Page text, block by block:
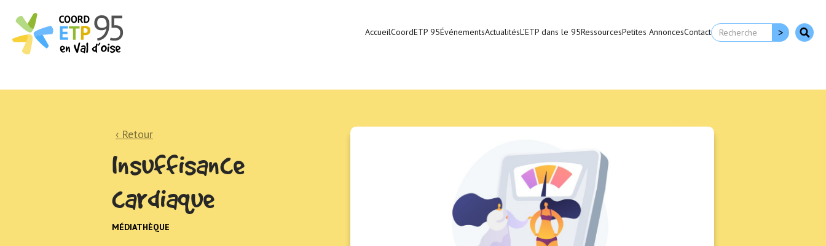
AccueilCoordETP 95ÉvénementsActualitésL’ETP dans le 95RessourcesPetites AnnoncesContact
‹ Retour
Insuffisance
cardiaque
MÉDIATHÈQUE